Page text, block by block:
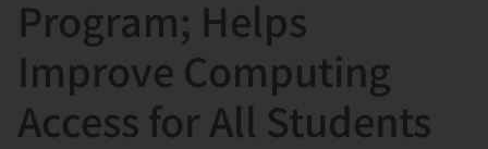
い
Program; Helps
Improve Computing
Access for All Students